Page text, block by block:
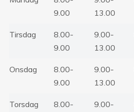
9.00
13.00
Tirsdag
8.00-
9.00
9.00-
13.00
Onsdag
8.00-
9.00
9.00-
13.00
Torsdag
8.00-
9.00-